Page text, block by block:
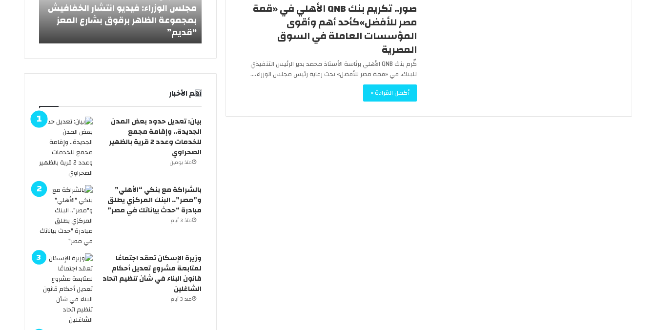
صور.. تكريم بنك QNB الأهلي في «قمة
مصر للأفضل»كأحد أهم وأقوى
المؤسسات العاملة في السوق
المصرية
كٌرم بنك QNB الأهلي برئاسة الأستاذ محمد بدير الرئيس التنفيذي
للبنك، في «قمة مصر للأفضل» تحت رعاية رئيس مجلس الوزراء،…
أكمل القراءة »
ء
ي
ي
و
ن
ت
ش
ا
ل
خ
ف
ب
م
ج
م
مجلس الوزراء: فيديو انتشار الخفافيش
بمجموعة الظاهر برقوق بشارع المعز
“قديم”
أهم الأخبار
بيان: تعديل حدود بعض المدن
الجديدة.. وإقامة مجمع
للخدمات وعدد 2 قرية بالظهير
الصحراوي
منذ يومين
بالشراكة مع بنكي “الأهلي”
و”مصر”.. البنك المركزي يطلق
مبادرة “حدث بياناتك في مصر”
منذ 3 أيام
وزيرة الإسكان تعقد اجتماعًا
لمتابعة مشروع تعديل أحكام
قانون البناء في شأن تنظيم اتحاد
الشاغلين
منذ 3 أيام